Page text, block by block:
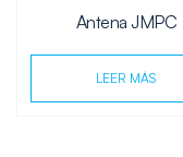
Antena JMPC
LEER MÁS